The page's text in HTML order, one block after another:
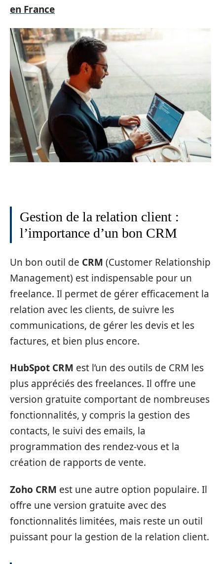
en France
Gestion de la relation client :
l’importance d’un bon CRM
Un bon outil de CRM (Customer Relationship
Management) est indispensable pour un
freelance. Il permet de gérer efficacement la
relation avec les clients, de suivre les
communications, de gérer les devis et les
factures, et bien plus encore.
HubSpot CRM est l’un des outils de CRM les
plus appréciés des freelances. Il offre une
version gratuite comportant de nombreuses
fonctionnalités, y compris la gestion des
contacts, le suivi des emails, la
programmation des rendez-vous et la
création de rapports de vente.
Zoho CRM est une autre option populaire. Il
offre une version gratuite avec des
fonctionnalités limitées, mais reste un outil
puissant pour la gestion de la relation client.